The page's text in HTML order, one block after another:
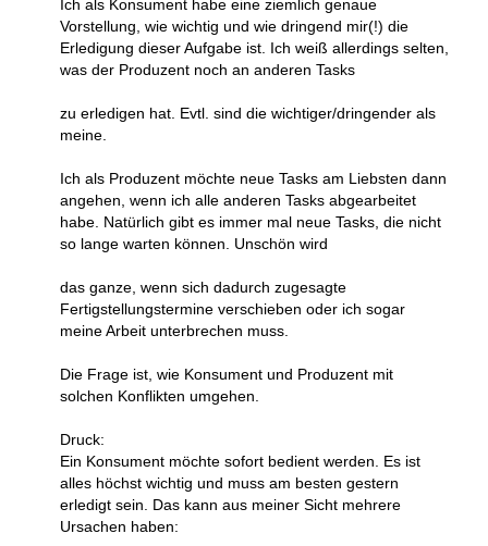
Ich als Konsument habe eine ziemlich genaue
Vorstellung, wie wichtig und wie dringend mir(!) die
Erledigung dieser Aufgabe ist. Ich weiß allerdings selten,
was der Produzent noch an anderen Tasks
zu erledigen hat. Evtl. sind die wichtiger/dringender als
meine.
Ich als Produzent möchte neue Tasks am Liebsten dann
angehen, wenn ich alle anderen Tasks abgearbeitet
habe. Natürlich gibt es immer mal neue Tasks, die nicht
so lange warten können. Unschön wird
das ganze, wenn sich dadurch zugesagte
Fertigstellungstermine verschieben oder ich sogar
meine Arbeit unterbrechen muss.
Die Frage ist, wie Konsument und Produzent mit
solchen Konflikten umgehen.
Druck:
Ein Konsument möchte sofort bedient werden. Es ist
alles höchst wichtig und muss am besten gestern
erledigt sein. Das kann aus meiner Sicht mehrere
Ursachen haben: